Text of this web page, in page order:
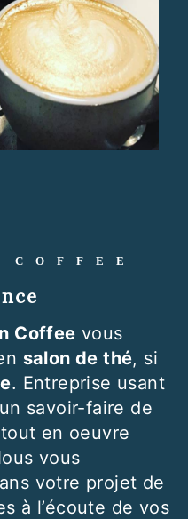
COFFEE
Coffee vous
salon de thé, si
. Entreprise usant
savoir-faire de
en oeuvre
vous
votre projet de
à l’écoute de vos